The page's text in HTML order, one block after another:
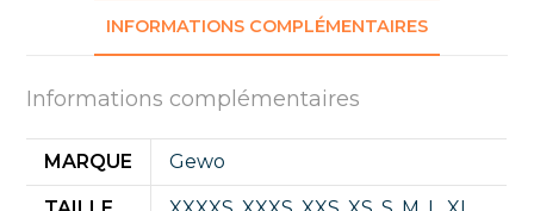
INFORMATIONS COMPLÉMENTAIRES
Informations complémentaires
MARQUE Gewo